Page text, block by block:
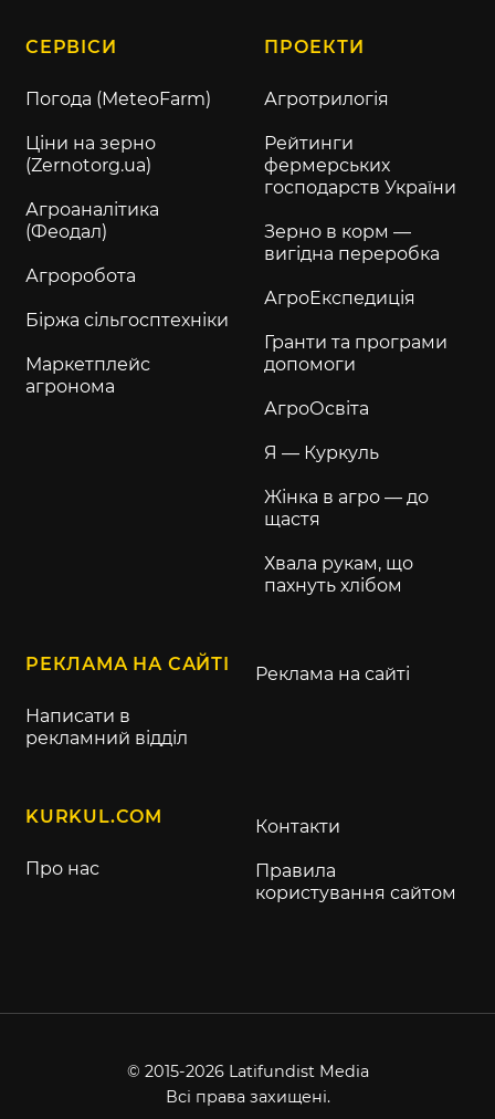
СЕРВІСИ
Погода (MeteoFarm)
Ціни на зерно
(Zernotorg.ua)
Агроаналітика
(Феодал)
Агроробота
Біржа сільгосптехніки
Маркетплейс
агронома
ПРОЕКТИ
Агротрилогія
Рейтинги
фермерських
господарств України
Зерно в корм —
вигідна переробка
АгроЕкспедиція
Гранти та програми
допомоги
АгроОсвіта
Я — Куркуль
Жінка в агро — до
щастя
Хвала рукам, що
пахнуть хлібом
РЕКЛАМА НА САЙТІ
Написати в
рекламний відділ
Реклама на сайті
KURKUL.COM
Про нас
Контакти
Правила
користування сайтом
© 2015-2026 Latifundist Media
Всі права захищені.